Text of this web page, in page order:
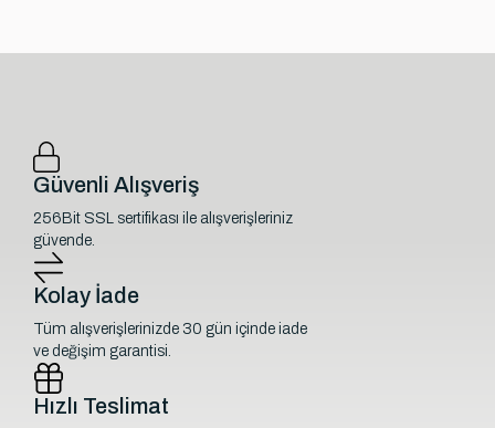
Güvenli Alışveriş
256Bit SSL sertifikası ile alışverişleriniz
güvende.
Kolay İade
Tüm alışverişlerinizde 30 gün içinde iade
ve değişim garantisi.
Hızlı Teslimat